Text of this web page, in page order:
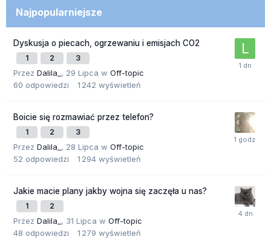
Najpopularniejsze
Dyskusja o piecach, ogrzewaniu i emisjach CO2
1 2 3
Przez Dalila_ , 29 Lipca w Off-topic
60 odpowiedzi 1 242 wyświetleń
Boicie się rozmawiać przez telefon?
1 2 3
Przez Dalila_ , 28 Lipca w Off-topic
52 odpowiedzi 1 294 wyświetleń
Jakie macie plany jakby wojna się zaczęła u nas?
1 2
Przez Dalila_ , 31 Lipca w Off-topic
48 odpowiedzi 1 279 wyświetleń